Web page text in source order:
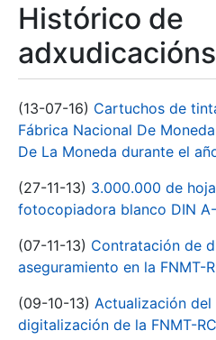
Histórico de
adxudicacións
(13-07-16) Cartuchos de
Fábrica Nacional De
De La Moneda durante el
(27-11-13) 3.000.000 de
fotocopiadora blanco DIN
(07-11-13) Contratación de
aseguramiento en la FNMT-
(09-10-13) Actualización
digitalización de la FNMT-